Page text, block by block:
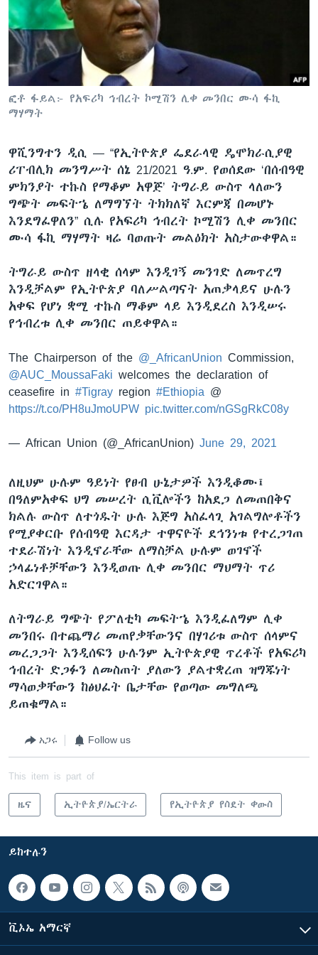
ቋንቋዎች
ፎቶ ፋይል፦ የአፍሪካ ኅብረት ኮሚሽን ሊቀ መንበር ሙሳ ፋኪ
ማሃማት
ዋሺንግተን ዲሲ — “የኢትዮጵያ ፌደራላዊ ዴሞክራሲያዊ
ሪፐብሊክ መንግሥት ሰኔ 21/2021 ዓ.ም. የወሰደው ‘በሰብዓዊ
ምክንያት ተኩስ የማቆም አዋጅ’ ትግራይ ውስጥ ላለውን
ግጭት መፍትኄ ለማግኘት ትክክለኛ እርምጃ በመሆኑ
እንደግፈዋለን” ሲሉ የአፍሪካ ኅብረት ኮሚሽን ሊቀ መንበር
ሙሳ ፋኪ ማሃማት ዛሬ ባወጡት መልዕክት አስታውቀዋል።
ትግራይ ውስጥ ዘላቂ ሰላም እንዲገኝ መንገድ ለመጥረግ
እንዲቻልም የኢትዮጵያ ባለሥልጣናት አጠቃላይና ሁሉን
አቀፍ የሆነ ቋሚ ተኩስ ማቆም ላይ እንዲደረስ እንዲሠሩ
የኅብረቱ ሊቀ መንበር ጠይቀዋል።
The Chairperson of the @_AfricanUnion Commission,
@AUC_MoussaFaki welcomes the declaration of
ceasefire in #Tigray region #Ethiopia @
https://t.co/PH8uJmoUPW pic.twitter.com/nGSgRkC08y
— African Union (@_AfricanUnion) June 29, 2021
ለዚህም ሁሉም ዓይነት የፀብ ሁኔታዎች እንዲቆሙ፤
በዓለምአቀፍ ህግ መሠረት ሲቪሎችን ከአደጋ ለመጠበቅና
ክልሉ ውስጥ ለተጎዱት ሁሉ እጅግ አስፈላጊ አገልግሎቶችን
የሚያቀርቡ የሰብዓዊ እርዳታ ተዋናዮች ደኅንነቱ የተረጋገጠ
ተደራሽነት እንዲኖራቸው ለማስቻል ሁሉም ወገኖች
ኃላፊነቶቻቸውን እንዲወጡ ሊቀ መንበር ማህማት ጥሪ
አድርገዋል።
ለትግራይ ግጭት የፖለቲካ መፍትኄ እንዲፈለግም ሊቀ
መንበሩ በተጨማሪ መጠየቃቸውንና በሃገሪቱ ውስጥ ሰላምና
መረጋጋት እንዲሰፍን ሁሉንም ኢትዮጵያዊ ጥረቶች የአፍሪካ
ኅብረት ድጋፉን ለመስጠት ያለውን ያልተቋረጠ ዝግጁነት
ማሳወቃቸውን ከፅህፈት ቤታቸው የወጣው መግለጫ
ይጠቁማል።
አጋሩ Follow us
This item is part of
ዜና ኢትዮጵያ/ኤርትራ የኢትዮጵያ የስደት ቀውስ
ይከተሉን
ቪኦኤ አማርኛ